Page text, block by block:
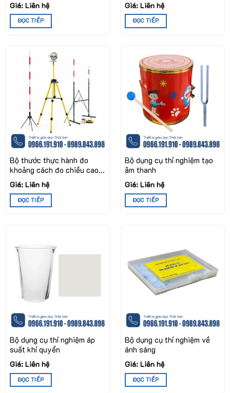
Giá: Liên hệ
ĐỌC TIẾP
Giá: Liên hệ
ĐỌC TIẾP
Bộ thước thực hành đo
khoảng cách đo chiều cao
ngoài trời
Giá: Liên hệ
ĐỌC TIẾP
Bộ dụng cụ thí nghiệm tạo
âm thanh
Giá: Liên hệ
ĐỌC TIẾP
Bộ dụng cụ thí nghiệm áp
suất khí quyển
Giá: Liên hệ
ĐỌC TIẾP
Bộ dụng cụ thí nghiệm về
ánh sáng
Giá: Liên hệ
ĐỌC TIẾP